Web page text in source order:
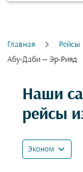
Главная Рейсы
Абу-Даби — Эр-Рияд
Наши
рейсы
Эконом expand_more